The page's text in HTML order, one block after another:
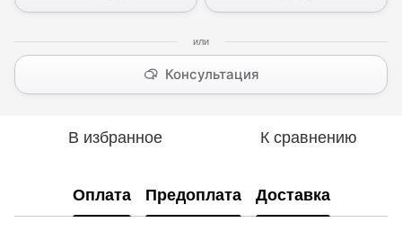
Консультация
В избранное К сравнению
Оплата Предоплата Доставка